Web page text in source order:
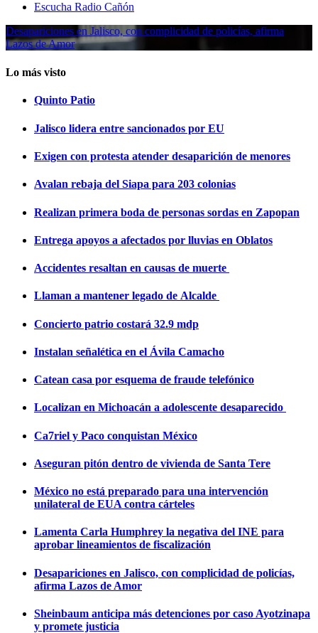
Escucha Radio Cañón
Desapariciones en Jalisco, con complicidad de policías, afirma
Lazos de Amor
Lo más visto
Quinto Patio
Jalisco lidera entre sancionados por EU
Exigen con protesta atender desaparición de menores
Avalan rebaja del Siapa para 203 colonias
Realizan primera boda de personas sordas en Zapopan
Entrega apoyos a afectados por lluvias en Oblatos
Accidentes resaltan en causas de muerte
Llaman a mantener legado de Alcalde
Concierto patrio costará 32.9 mdp
Instalan señalética en el Ávila Camacho
Catean casa por esquema de fraude telefónico
Localizan en Michoacán a adolescente desaparecido
Ca7riel y Paco conquistan México
Aseguran pitón dentro de vivienda de Santa Tere
México no está preparado para una intervención
unilateral de EUA contra cárteles
Lamenta Carla Humphrey la negativa del INE para
aprobar lineamientos de fiscalización
Desapariciones en Jalisco, con complicidad de policías,
afirma Lazos de Amor
Sheinbaum anticipa más detenciones por caso Ayotzinapa
y promete justicia